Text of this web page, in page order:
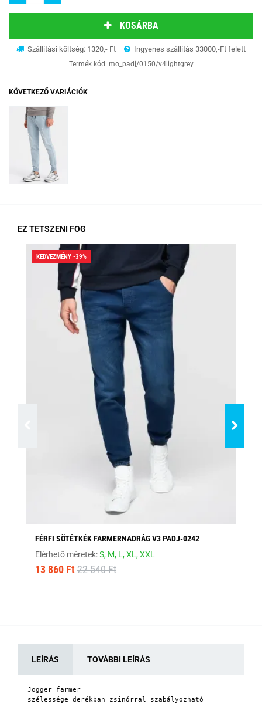
KOSÁRBA
Szállítási költség: 1320,- Ft Ingyenes szállítás 33000,-Ft felett
Termék kód: mo_padj/0150/v4lightgrey
KÖVETKEZŐ VARIÁCIÓK
EZ TETSZENI FOG
KEDVEZMÉNY -39%
FÉRFI SÖTÉTKÉK FARMERNADRÁG V3 PADJ-0242
Elérhető méretek:S, M, L,XL,XXL
13 860 Ft 22 540 Ft
LEÍRÁS TOVÁBBI LEÍRÁS
Jogger farmer
szélessége derékban zsinórral szabályozható